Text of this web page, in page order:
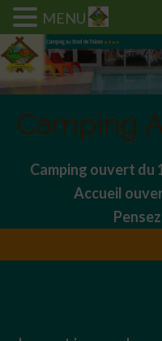
Camping
Camping ouvert du
Accueil
MENU